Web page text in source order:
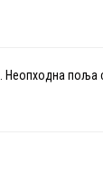
Неопходна поља